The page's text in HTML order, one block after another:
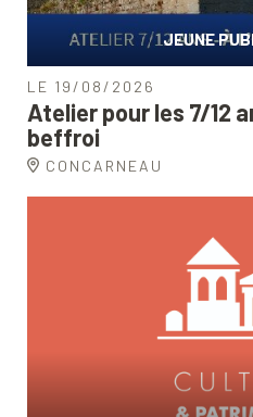
JEUNE
LE 19/08/2026
Atelier pour les 7/12
beffroi
CONCARNEAU